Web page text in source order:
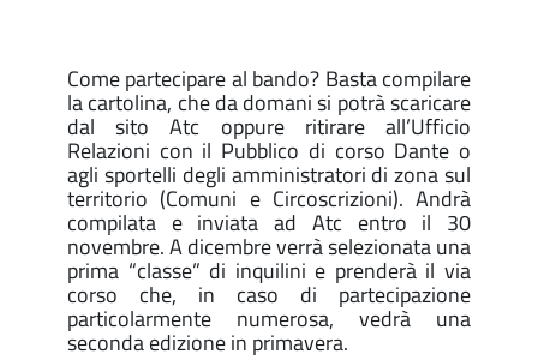
Come partecipare al bando? Basta compilare
la cartolina, che da domani si potrà scaricare
dal sito Atc oppure ritirare all’Ufficio
Relazioni con il Pubblico di corso Dante o
agli sportelli degli amministratori di zona sul
territorio (Comuni e Circoscrizioni). Andrà
compilata e inviata ad Atc entro il 30
novembre. A dicembre verrà selezionata una
prima “classe” di inquilini e prenderà il via
corso che, in caso di partecipazione
particolarmente numerosa, vedrà una
seconda edizione in primavera.